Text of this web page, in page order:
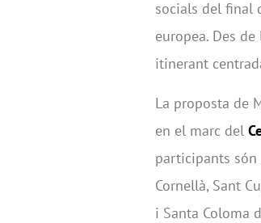
socials del final
europea. Des
itinerant
La proposta de
en el marc del
participants són
Cornellà, Sant
i Santa Coloma